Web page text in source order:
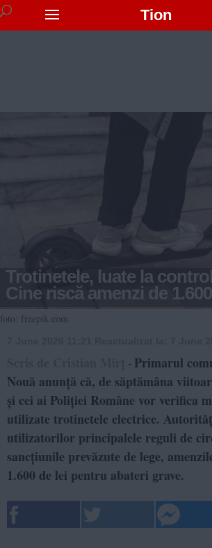
Tion
Trotinetele, luate la
Cine riscă amenzi de
foto: freepik.com
- Primarul
Nouă anunță că, de săptămâna
și cei ai Poliției Române vor verifica
utilizate trotinetele electrice.
utilizatorilor principalele reguli de
sancțiunile prevăzute de lege,
1.600 de lei pentru abateri grave.